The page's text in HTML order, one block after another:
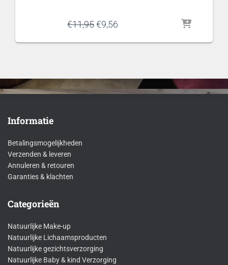
€11,95Oorspronkelijke
was:
€9,56
is:
Informatie
Betalingsmogelijkheden
Verzenden & leveren
Annuleren & retouren
Garanties & klachten
Categorieën
Natuurlijke Make-up
Natuurlijke Lichaamsproducten
Natuurlijke gezichtsverzorging
Natuurlijke Baby & kind Verzorging